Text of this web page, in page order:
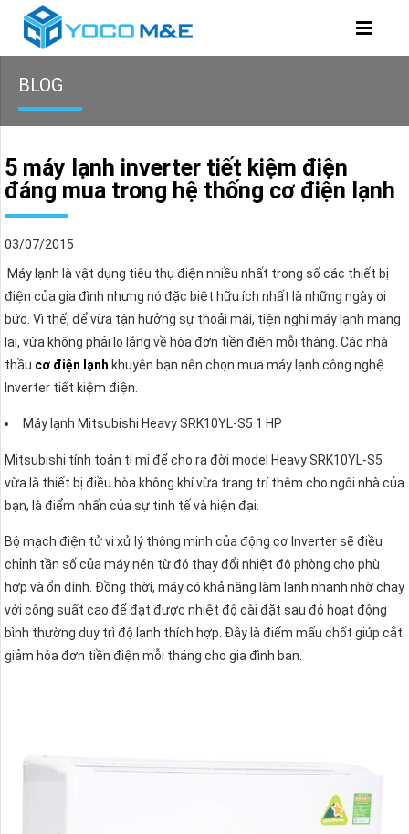
BLOG
5 máy lạnh inverter tiết kiệm điện
đáng mua trong hệ thống cơ điện lạnh
03/07/2015
Máy lạnh là vật dụng tiêu thụ điện nhiều nhất trong số các thiết bị
điện của gia đình nhưng nó đặc biệt hữu ích nhất là những ngày oi
bức. Vì thế, để vừa tận hưởng sự thoải mái, tiện nghi máy lạnh mang
lại, vừa không phải lo lắng về hóa đơn tiền điện mỗi tháng. Các nhà
thầu cơ điện lạnh khuyên bạn nên chọn mua máy lạnh công nghệ
Inverter tiết kiệm điện.
Máy lạnh Mitsubishi Heavy SRK10YL-S5 1 HP
Mitsubishi tính toán tỉ mỉ để cho ra đời model Heavy SRK10YL-S5
vừa là thiết bị điều hòa không khí vừa trang trí thêm cho ngôi nhà của
bạn, là điểm nhấn của sự tinh tế và hiện đại.
Bộ mạch điện tử vi xử lý thông minh của động cơ Inverter sẽ điều
chỉnh tần số của máy nén từ đó thay đổi nhiệt độ phòng cho phù
hợp và ổn định. Đồng thời, máy có khả năng làm lạnh nhanh nhờ chạy
với công suất cao để đạt được nhiệt độ cài đặt sau đó hoạt động
bình thường duy trì độ lạnh thích hợp. Đây là điểm mấu chốt giúp cắt
giảm hóa đơn tiền điện mỗi tháng cho gia đình bạn.